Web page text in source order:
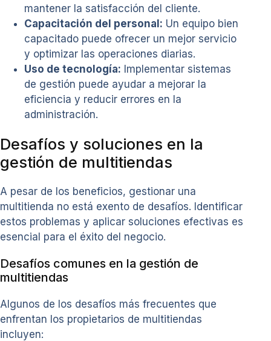
mantener la satisfacción del cliente.
Capacitación del personal: Un equipo bien
capacitado puede ofrecer un mejor servicio
y optimizar las operaciones diarias.
Uso de tecnología: Implementar sistemas
de gestión puede ayudar a mejorar la
eficiencia y reducir errores en la
administración.
Desafíos y soluciones en la
gestión de multitiendas
A pesar de los beneficios, gestionar una
multitienda no está exento de desafíos. Identificar
estos problemas y aplicar soluciones efectivas es
esencial para el éxito del negocio.
Desafíos comunes en la gestión de
multitiendas
Algunos de los desafíos más frecuentes que
enfrentan los propietarios de multitiendas
incluyen: